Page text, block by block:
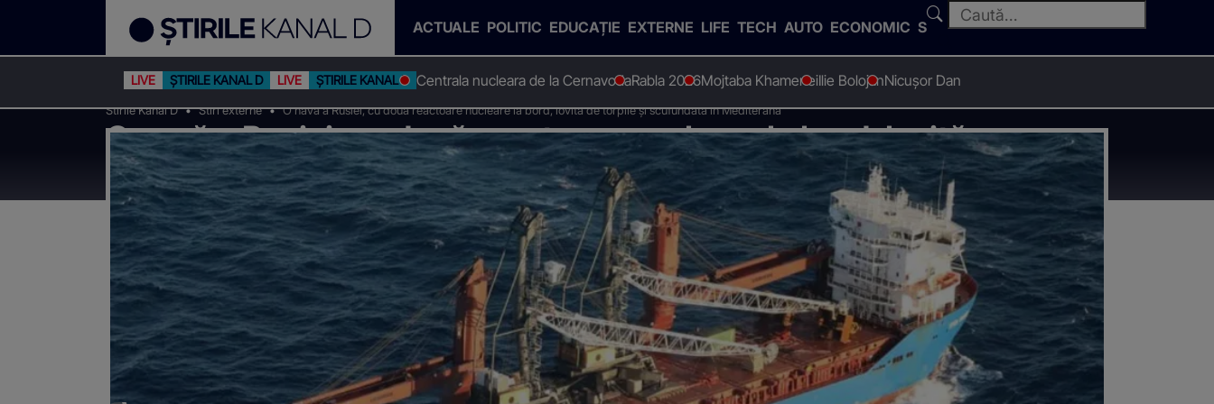
ACTUALE POLITIC EDUCAȚIE EXTERNE LIFE TECH AUTO ECONOMIC SPORT
LIVE ȘTIRILE KANAL D LIVE ȘTIRILE KANAL D Centrala nucleara de la CernavodaRabla 2026Mojtaba KhameneiIlie BolojanNicușor Dan
Stirile Kanal D Stiri externe O navă a Rusiei, cu două reactoare nucleare la bord, lovită de torpile și scufundată în Mediterana
O navă a Rusiei, cu două reactoare nucleare la bord, lovită
de torpile și scufundată în Mediterana